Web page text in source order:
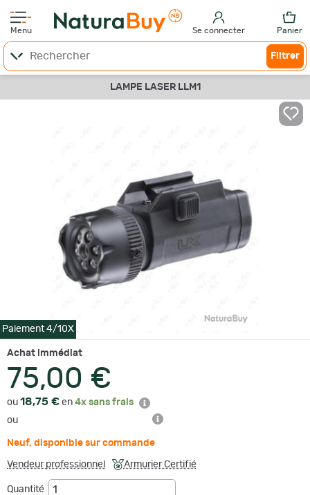
Menu Se connecter Panier
Filtrer
LAMPE LASER LLM1
Paiement 4/10X
Achat immédiat
75,00 €
ou 18,75 € en 4x sans frais
ou
Neuf, disponible sur commande
Vendeur professionnel Armurier Certifié
Quantité